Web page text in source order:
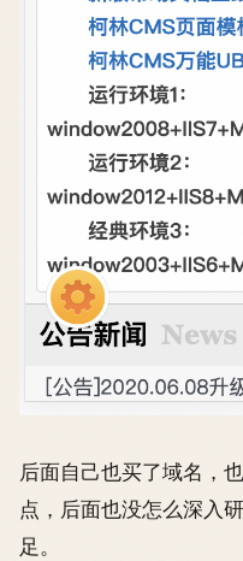
后面自己也买了域名，
点，后面也没怎么深入
足。